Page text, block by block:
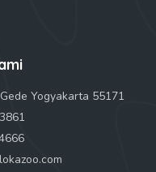
Yogyakarta 55171